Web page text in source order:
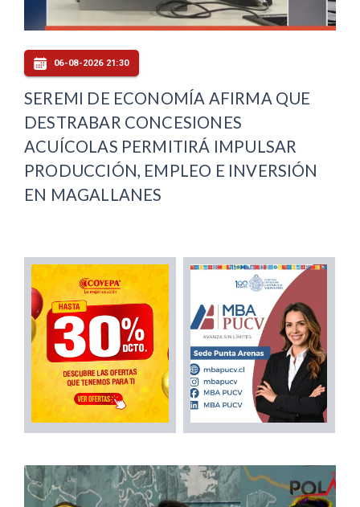
06-08-2026 21:30
SEREMI DE ECONOMÍA AFIRMA QUE
DESTRABAR CONCESIONES
ACUÍCOLAS PERMITIRÁ IMPULSAR
PRODUCCIÓN, EMPLEO E INVERSIÓN
EN MAGALLANES